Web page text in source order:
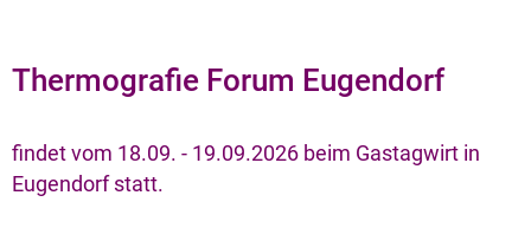
Dienstleister
Hard- & Software
Expertenwissen & Normen
Thermografie Forum Eugendorf
findet vom 18.09. - 19.09.2026 beim Gastagwirt in
Eugendorf statt.